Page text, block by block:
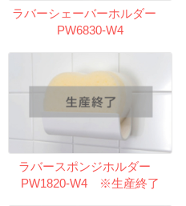
ラバーシェーバーホルダー
PW6830-W4
ラバースポンジホルダー
PW1820-W4 ※生産終了